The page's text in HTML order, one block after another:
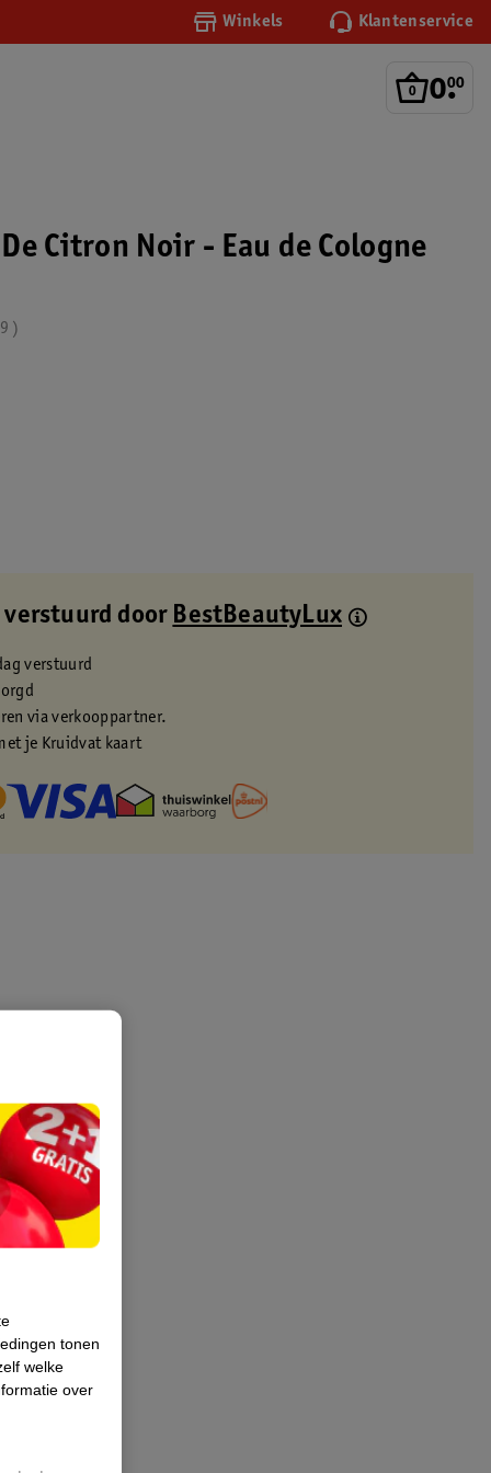
Winkels Klantenservice
0.
00
Citron Noir - Eau de Cologne
verstuurd door BestBeautyLux
verstuurd
via verkooppartner.
je Kruidvat kaart
tonen
welke
over